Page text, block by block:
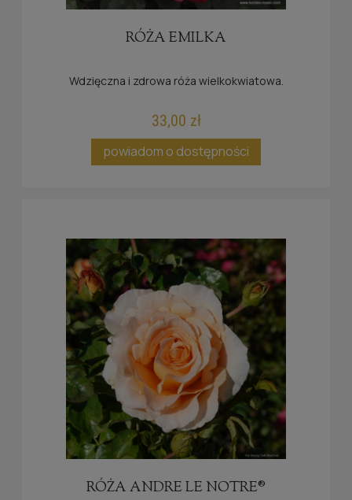
RÓŻA EMILKA
Wdzięczna i zdrowa róża wielkokwiatowa.
33,00 zł
powiadom o dostępności
RÓŻA ANDRE LE NOTRE®